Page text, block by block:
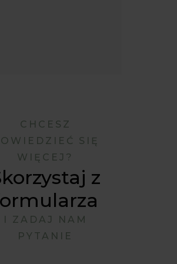
CHCESZ
SIĘ
WIĘCEJ?
z
I ZADAJ NAM
PYTANIE